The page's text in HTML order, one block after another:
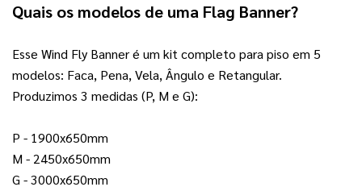
Quais os modelos de uma Flag Banner?
Esse Wind Fly Banner é um kit completo para piso em 5
modelos: Faca, Pena, Vela, Ângulo e Retangular.
Produzimos 3 medidas (P, M e G):
P - 1900x650mm
M - 2450x650mm
G - 3000x650mm